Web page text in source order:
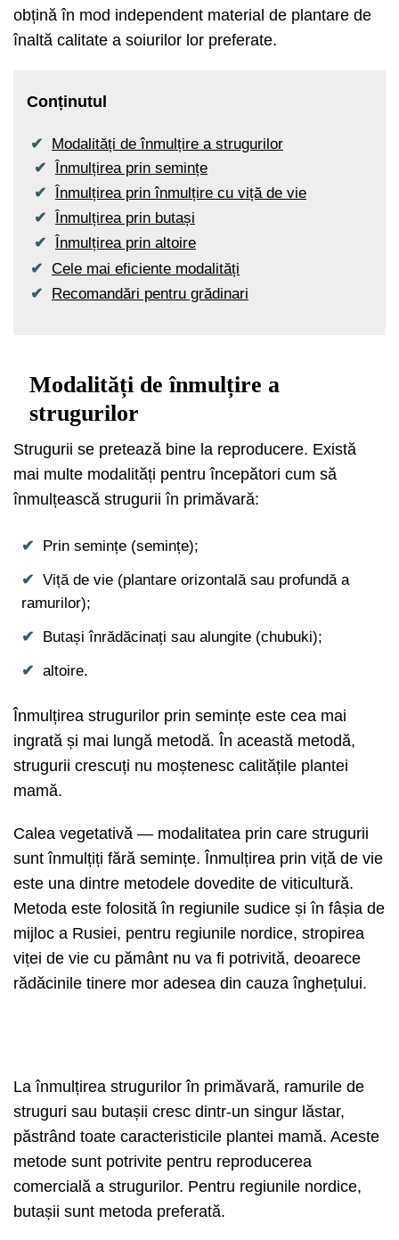
obțină în mod independent material de plantare de
înaltă calitate a soiurilor lor preferate.
Conținutul
Modalități de înmulțire a strugurilor
Înmulțirea prin semințe
Înmulțirea prin înmulțire cu viță de vie
Înmulțirea prin butași
Înmulțirea prin altoire
Cele mai eficiente modalități
Recomandări pentru grădinari
Modalități de înmulțire a
strugurilor
Strugurii se pretează bine la reproducere. Există
mai multe modalități pentru începători cum să
înmulțească strugurii în primăvară:
Prin semințe (semințe);
Viță de vie (plantare orizontală sau profundă a
ramurilor);
Butași înrădăcinați sau alungite (chubuki);
altoire.
Înmulțirea strugurilor prin semințe este cea mai
ingrată și mai lungă metodă. În această metodă,
strugurii crescuți nu moștenesc calitățile plantei
mamă.
Calea vegetativă — modalitatea prin care strugurii
sunt înmulțiți fără semințe. Înmulțirea prin viță de vie
este una dintre metodele dovedite de viticultură.
Metoda este folosită în regiunile sudice și în fâșia de
mijloc a Rusiei, pentru regiunile nordice, stropirea
viței de vie cu pământ nu va fi potrivită, deoarece
rădăcinile tinere mor adesea din cauza înghețului.
La înmulțirea strugurilor în primăvară, ramurile de
struguri sau butașii cresc dintr-un singur lăstar,
păstrând toate caracteristicile plantei mamă. Aceste
metode sunt potrivite pentru reproducerea
comercială a strugurilor. Pentru regiunile nordice,
butașii sunt metoda preferată.